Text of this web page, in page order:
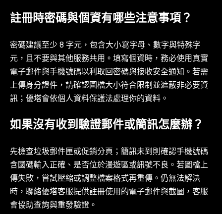
註冊時密碼與個資有哪些注意事項？
密碼建議至少 8 字元，包含大小寫字母、數字與特殊字
元，且不要與其他服務共用。填寫個資時，務必使用真實
電子郵件與手機號碼以利取回密碼與接收安全通知。若需
上傳身分證件，請確認圖檔大小符合限制並遮蔽非必要資
訊；優塔會依個人資料保護法處理你的資料。
如果沒有收到驗證郵件或簡訊怎麼辦？
先檢查垃圾郵件匣或促銷分頁；簡訊未到則確認手機號碼
含國碼輸入正確、是否位於漫遊區或訊號不良。若圖檔上
傳失敗，嘗試壓縮或調整檔案格式再重傳。仍無法解決
時，聯絡優塔客服提供註冊使用的電子郵件與截圖，客服
會協助查詢與重發驗證。